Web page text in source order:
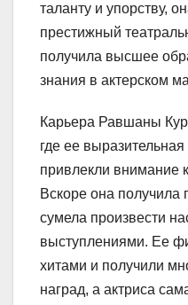
таланту и упорству,
престижный
получила высшее
знания в актерском
Карьера Равшаны
где ее
привлекли внимание
Вскоре она получила
сумела произвести
выступлениями. Ее
хитами и получили
наград, а актриса